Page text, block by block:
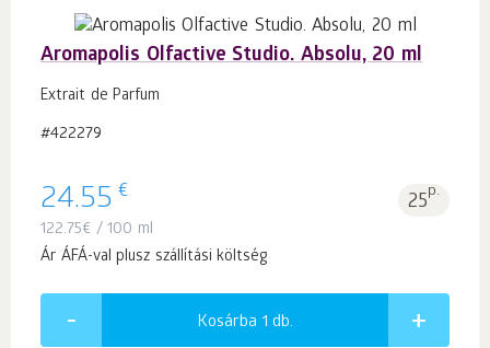
Aromapolis Olfactive Studio. Absolu, 20 ml
Extrait de Parfum
#422279
24.55 € 25p.
122.75€ / 100 ml
Ár ÁFÁ-val plusz szállítási költség
Kosárba 1 db.